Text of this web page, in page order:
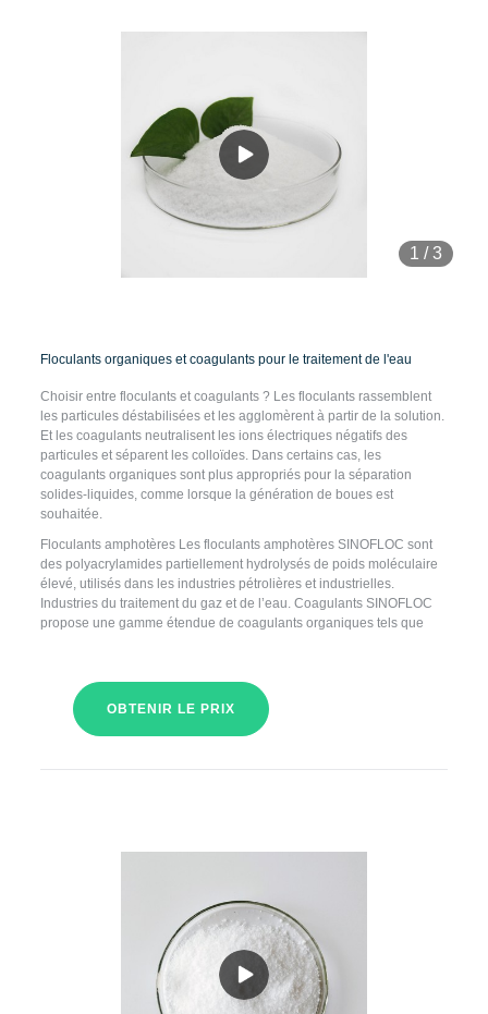
1 /3
Floculants organiques et coagulants pour le traitement de l'eau
Choisir entre floculants et coagulants ? Les floculants rassemblent
les particules déstabilisées et les agglomèrent à partir de la solution.
Et les coagulants neutralisent les ions électriques négatifs des
particules et séparent les colloïdes. Dans certains cas, les
coagulants organiques sont plus appropriés pour la séparation
solides-liquides, comme lorsque la génération de boues est
souhaitée.
Floculants amphotères Les floculants amphotères SINOFLOC sont
des polyacrylamides partiellement hydrolysés de poids moléculaire
élevé, utilisés dans les industries pétrolières et industrielles.
Industries du traitement du gaz et de l’eau. Coagulants SINOFLOC
propose une gamme étendue de coagulants organiques tels que
OBTENIR LE PRIX